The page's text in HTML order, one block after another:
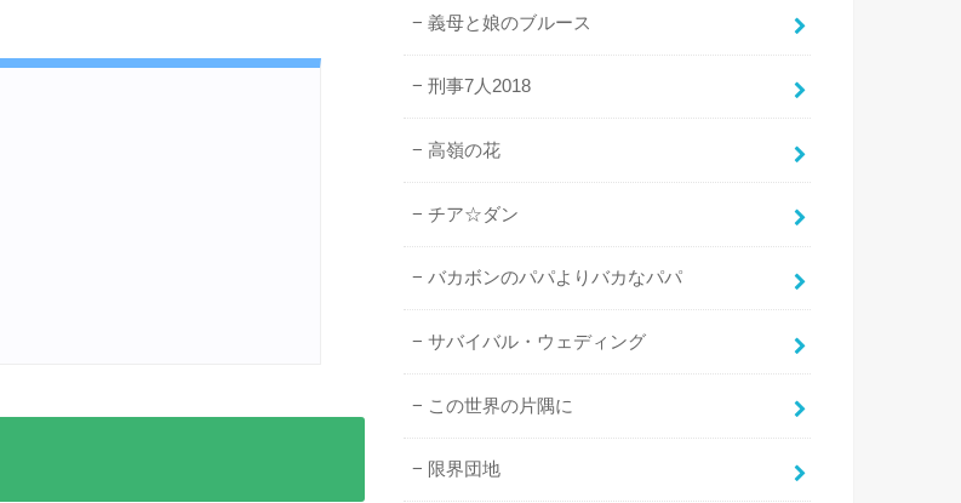
義母と娘のブルース
刑事7人2018
高嶺の花
チア☆ダン
バカボンのパパよりバカなパパ
サバイバル・ウェディング
この世界の片隅に
限界団地